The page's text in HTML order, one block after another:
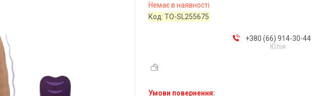
Немає в наявності
Код:TO-SL255675
+380 (66) 914-30-44
Юлія